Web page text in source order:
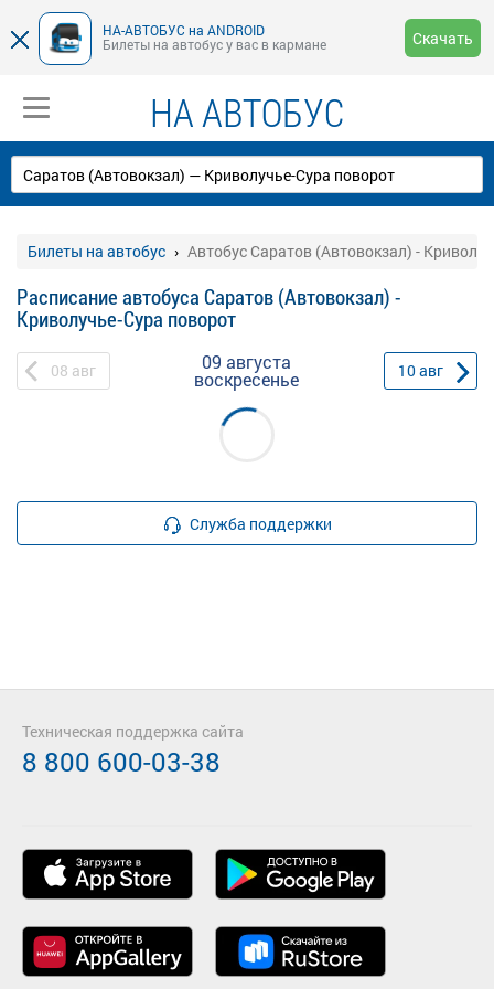
НА-АВТОБУС на ANDROID
Билеты на автобус у вас в кармане
Скачать
НА АВТОБУС
Билеты на автобус Автобус Саратов (Автовокзал) -
Расписание автобуса Саратов (Автовокзал) -
Криволучье-Сура поворот
08 авг 09 августа
воскресенье 10авг
Служба поддержки
Техническая поддержка сайта
8 800 600-03-38